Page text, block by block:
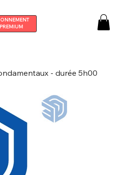
PREMIUM
- durée 5h00